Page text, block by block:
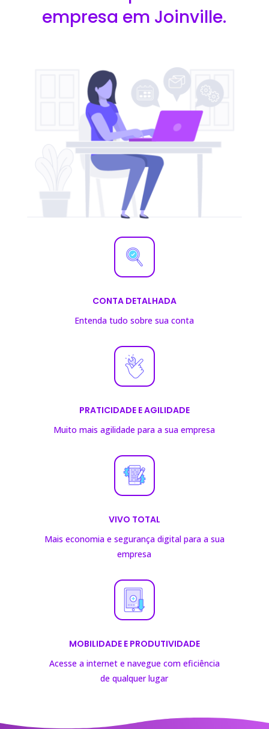
empresa em Joinville.
CONTA DETALHADA
Entenda tudo sobre sua conta
PRATICIDADE E AGILIDADE
Muito mais agilidade para a sua empresa
VIVO TOTAL
Mais economia e segurança digital para a sua
empresa
MOBILIDADE E PRODUTIVIDADE
Acesse a internet e navegue com eficiência
dequalquer lugar